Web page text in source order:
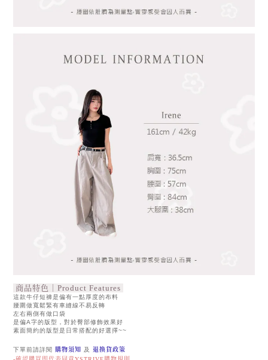
商品特色｜Product Features
這款牛仔短褲是偏有一點厚度的布料
腰圍做寬鬆緊有車縫線不易反轉
左右兩側有做口袋
是偏A字的版型，對於臀部修飾效果好
素面簡約的版型是日常搭配的好選擇~~
下單前請詳閱 購物須知 及 退換貨政策